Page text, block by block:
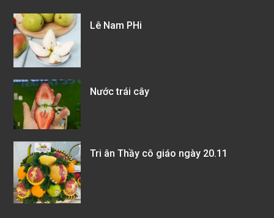
Lê Nam PHi
Nước trái cây
Tri ân Thầy cô giáo ngày 20.11